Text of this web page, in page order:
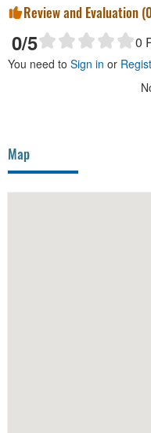
Review and Evaluation (
0/5 0
You need to Sign in or
Map